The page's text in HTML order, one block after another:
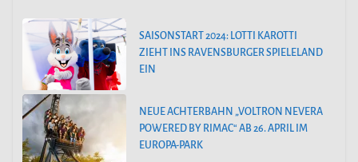
SAISONSTART 2024: LOTTI KAROTTI
ZIEHT INS RAVENSBURGER SPIELELAND
EIN
NEUE ACHTERBAHN „VOLTRON NEVERA
POWERED BY RIMAC“ AB 26. APRIL IM
EUROPA-PARK